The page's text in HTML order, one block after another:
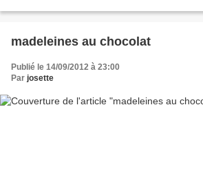
VIOLETTE)...
madeleines au chocolat
Publié le 14/09/2012 à 23:00
Par josette